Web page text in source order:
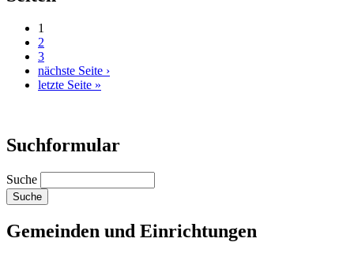
1
2
3
nächste Seite ›
letzte Seite »
Suchformular
Suche
Gemeinden und Einrichtungen